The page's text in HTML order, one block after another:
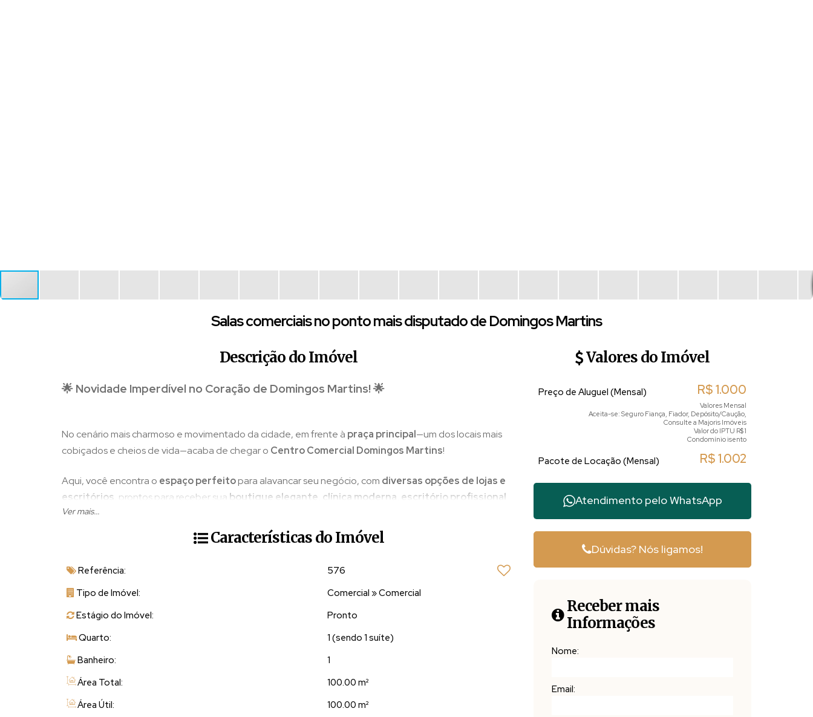
Salas comerciais no ponto mais disputado de Domingos Martins
Descrição do Imóvel
🌟 Novidade Imperdível no Coração de Domingos Martins! 🌟
No cenário mais charmoso e movimentado da cidade, em frente à praça principal—um dos locais mais
cobiçados e cheios de vida—acaba de chegar o Centro Comercial Domingos Martins!
Aqui, você encontra o espaço perfeitopara alavancar seu negócio, com diversas opções de lojas e
escritórios , prontos para receber sua boutique elegante, clínica moderna, escritório profissional
ou qualquer empreendimento que deseja estar no coração da cidade
Por que escolher o Centro Comercial Domingos Martins?✨
✔Localização premium
– Visibilidade máxima e fluxo intenso de pessoas.
✔Ambiente versátil
– Adaptado para diferentes tipos de negócios.
Não perca a chance de ocupar um dos pontos mais estratégicos e valorizados da região!
merece estar aqui.
📲Garanta já o seu espaço!
Ver mais...
Características do Imóvel
Referência:
576
Tipo de Imóvel:
Comercial »Comercial
Estágio do Imóvel:
Pronto
Quarto:
1 (sendo 1 suíte)
Banheiro:
1
Área Total:
100.00 m²
Área Útil:
100.00 m²
Valores do Imóvel
R$1.000
Preço de Aluguel (Mensal)
Valores Mensal
Aceita-se: Seguro Fiança, Fiador, Depósito/Caução,
Consulte a Majoris Imóveis
Valor do IPTU R$1
Condomínio isento
R$1.002
Pacote de Locação (Mensal)
Atendimento peloWhatsApp
Dúvidas? Nós ligamos!
Receber mais
Informações
Nome:
Email: